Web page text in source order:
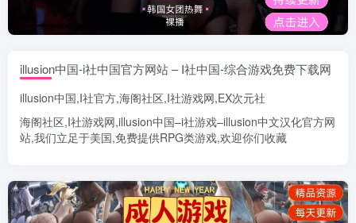
illusion中国-i社中国官方网站 – I社中国-综合游戏免费下载网
illusion中国,I社官方,海阁社区,I社游戏网,EX次元社
海阁社区,I社游戏网,illusion中国–i社游戏–illusion中文汉化官方网
站,我们立足于美国,免费提供RPG类游戏,欢迎你们收藏